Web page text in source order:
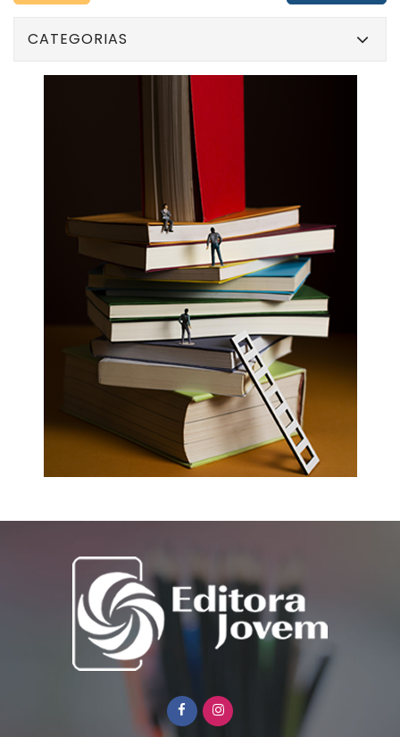
CATEGORIAS